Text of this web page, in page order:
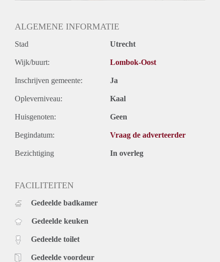
ALGEMENE INFORMATIE
Stad Utrecht
Wijk/buurt: Lombok-Oost
Inschrijven gemeente: Ja
Opleverniveau: Kaal
Huisgenoten: Geen
Begindatum: Vraag de adverteerder
Bezichtiging In overleg
FACILITEITEN
Gedeelde badkamer
Gedeelde keuken
Gedeelde toilet
Gedeelde voordeur